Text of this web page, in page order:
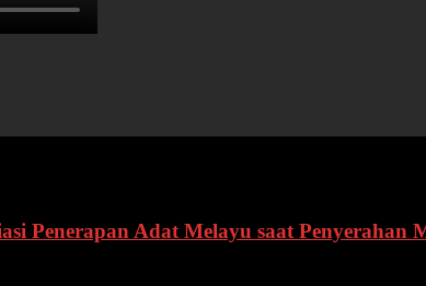
Penerapan Adat Melayu saat Penyerahan